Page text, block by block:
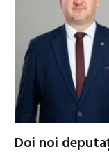
Doi noi